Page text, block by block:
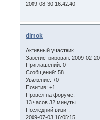
2009-08-30 16:42:40
dimok
Активный участник
Зарегистрирован: 2009-02-20
Приглашений: 0
Сообщений: 58
Уважение: +0
Позитив: +1
Провел на форуме:
13 часов 32 минуты
Последний визит:
2009-07-03 16:05:15